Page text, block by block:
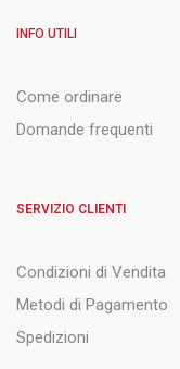
INFO UTILI
Come ordinare
Domande frequenti
SERVIZIO CLIENTI
Condizioni di Vendita
Metodi di Pagamento
Spedizioni